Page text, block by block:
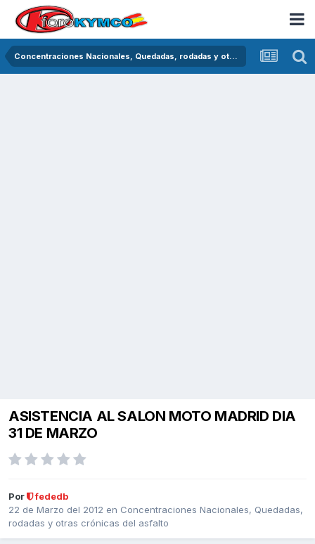
Concentraciones Nacionales, Quedadas, rodadas y otras crónicas del asfalto
ASISTENCIA AL SALON MOTO MADRID DIA
31 DE MARZO
Por
fededb
22 de Marzo del 2012 en Concentraciones Nacionales, Quedadas,
rodadas y otras crónicas del asfalto